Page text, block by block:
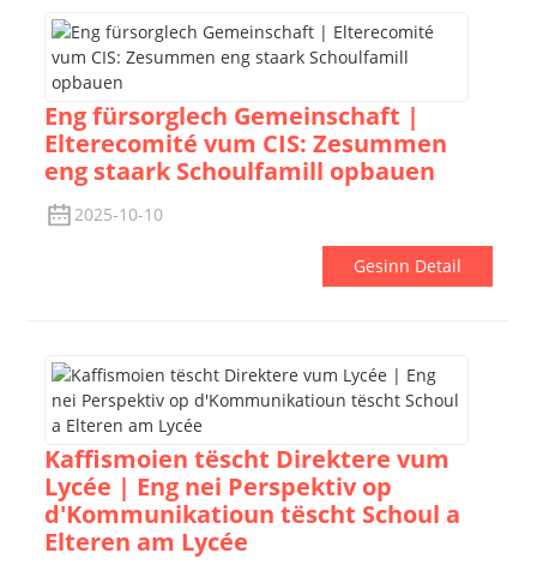
Eng fürsorglech Gemeinschaft |
Elterecomité vum CIS: Zesummen
eng staark Schoulfamill opbauen
2025-10-10
Gesinn Detail
Kaffismoien tëscht Direktere vum
Lycée | Eng nei Perspektiv op
d'Kommunikatioun tëscht Schoul a
Elteren am Lycée